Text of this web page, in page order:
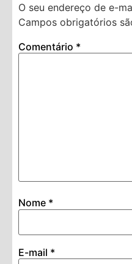
O seu endereço de e-
Campos obrigatórios
Comentário *
Nome *
E-mail *